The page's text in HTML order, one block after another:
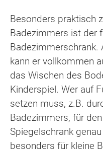
Besonders praktisch
Badezimmers ist der
Badezimmerschrank.
kann er vollkommen
das Wischen des
Kinderspiel. Wer auf
setzen muss, z.B.
Badezimmers, für
Spiegelschrank
besonders für kleine